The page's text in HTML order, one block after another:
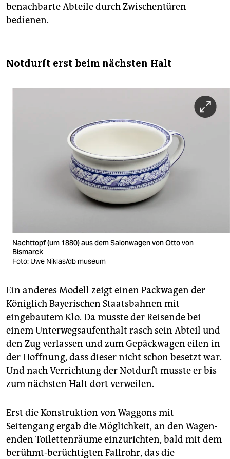
benachbarte Abteile durch Zwischentüren
bedienen.
Notdurft erst beim nächsten Halt
Nachttopf (um 1880) aus dem Salonwagen von Otto von
Bismarck
Foto: Uwe Niklas/db museum
Ein anderes Modell zeigt einen Packwagen der
Königlich Bayerischen Staatsbahnen mit
eingebautem Klo. Da musste der Reisende bei
einem Unterwegsaufenthalt rasch sein Abteil und
den Zug verlassen und zum Gepäckwagen eilen in
der Hoffnung, dass dieser nicht schon besetzt war.
Und nach Verrichtung der Notdurft musste er bis
zum nächsten Halt dort verweilen.
Erst die Konstruktion von Waggons mit
Seitengang ergab die Möglichkeit, an den Wagen­
en­den Toilettenräume einzurichten, bald mit dem
berühmt-berüchtigten Fallrohr, das die